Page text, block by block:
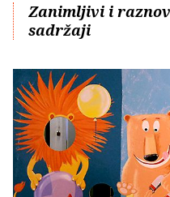
Zanimljivi i
sadržaji